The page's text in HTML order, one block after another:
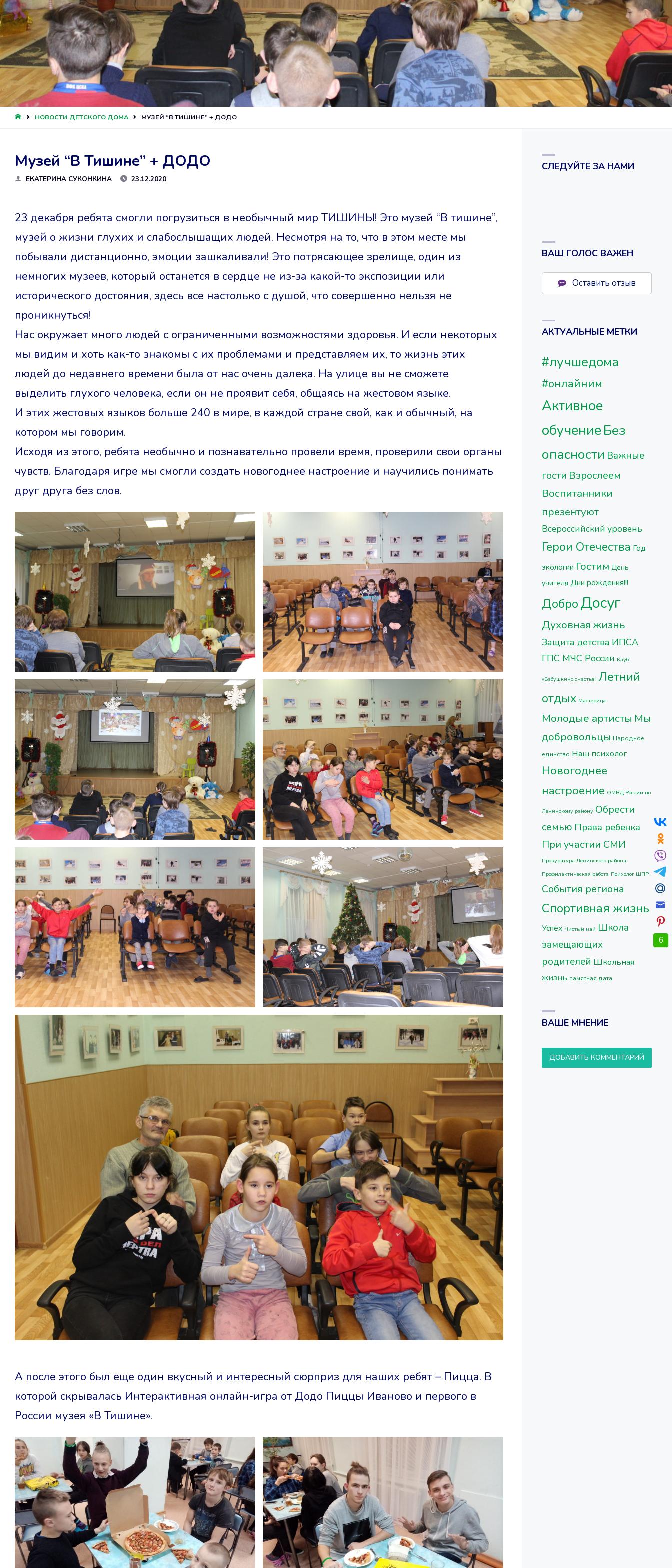
ГЛАВНАЯ
НОВОСТИ ДЕТСКОГО ДОМА МУЗЕЙ “В ТИШИНЕ” + ДОДО
Музей “В Тишине” + ДОДО
ЕКАТЕРИНА СУКОНКИНА 23.12.2020
23 декабря ребята смогли погрузиться в необычный мир ТИШИНЫ! Это музей “В тишине”,
музей о жизни глухих и слабослышащих людей. Несмотря на то, что в этом месте мы
побывали дистанционно, эмоции зашкаливали! Это потрясающее зрелище, один из
немногих музеев, который останется в сердце не из-за какой-то экспозиции или
исторического достояния, здесь все настолько с душой, что совершенно нельзя не
проникнуться!
Нас окружает много людей с ограниченными возможностями здоровья. И если некоторых
мы видим и хоть как-то знакомы с их проблемами и представляем их, то жизнь этих
людей до недавнего времени была от нас очень далека. На улице вы не сможете
выделить глухого человека, если он не проявит себя, общаясь на жестовом языке.
И этих жестовых языков больше 240 в мире, в каждой стране свой, как и обычный, на
котором мы говорим.
Исходя из этого, ребята необычно и познавательно провели время, проверили свои органы
чувств. Благодаря игре мы смогли создать новогоднее настроение и научились понимать
друг друга без слов.
А после этого был еще один вкусный и интересный сюрприз для наших ребят – Пицца. В
которой скрывалась Интерактивная онлайн-игра от Додо Пиццы Иваново и первого в
России музея «В Тишине». ⠀
СЛЕДУЙТЕ ЗА НАМИ
ВАШ ГОЛОС ВАЖЕН
Оставить отзыв
АКТУАЛЬНЫЕ МЕТКИ
#лучшедома
#онлайним
Активное
обучениеБез
опасности Важные
гости Взрослеем
Воспитанники
презентуют
Всероссийский уровень
Герои Отечества Год
экологии Гостим День
учителя Дни рождения!!!
ДоброДосуг
Духовная жизнь
Защита детства ИПСА
ГПС МЧС России Клуб
«Бабушкино счастье» Летний
отдых Мастерица
Молодые артисты Мы
добровольцы Народное
единство Наш психолог
Новогоднее
настроение ОМВД России по
Ленинскому району Обрести
семью Права ребенка
При участии СМИ
Прокуратура Ленинского района
Профилактическая работа Психолог ШПР
События региона
Спортивная жизнь
Успех Чистый май Школа
замещающих
родителей Школьная
жизнь памятная дата
ВАШЕ МНЕНИЕ
ДОБАВИТЬ КОММЕНТАРИЙ
6